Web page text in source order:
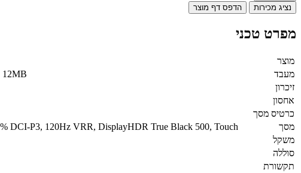
נציג מכירות
הדפס דף מוצר
מפרט טכני
מוצר
מעבד
12MB
זיכרון
אחסון
כרטיס מסך
מסך
DCI-P3, 120Hz VRR, DisplayHDR True Black 500, Touch
משקל
סוללה
תקשורת